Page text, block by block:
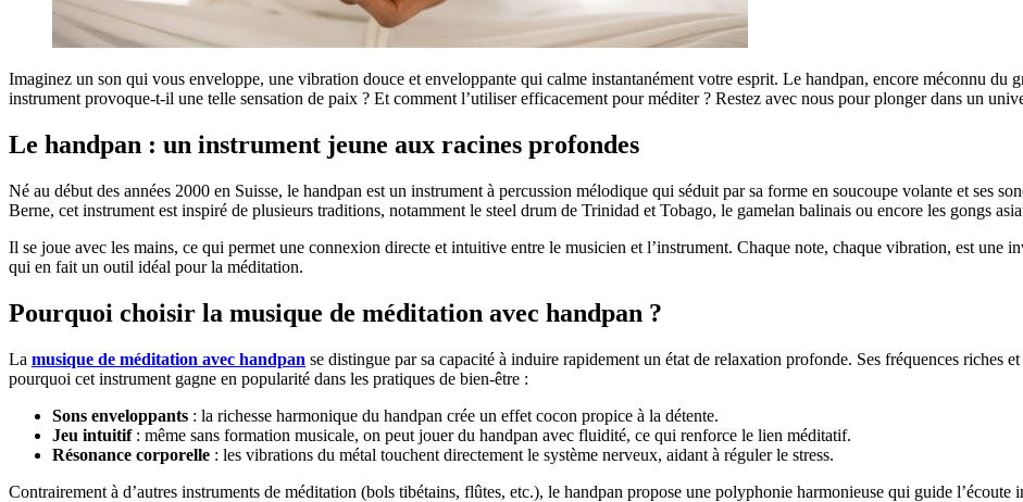
Imaginez un son qui vous enveloppe, une vibration douce et enveloppante qui calme instantanément votre esprit. Le handpan, encore méconnu
instrument provoque-t-il une telle sensation de paix ? Et comment l’utiliser efficacement pour méditer ? Restez avec nous pour plonger dans un
Le handpan : un instrument jeune aux racines profondes
Né au début des années 2000 en Suisse, le handpan est un instrument à percussion mélodique qui séduit par sa forme en soucoupe volante et ses
Berne, cet instrument est inspiré de plusieurs traditions, notamment le steel drum de Trinidad et Tobago, le gamelan balinais ou encore les gongs
Il se joue avec les mains, ce qui permet une connexion directe et intuitive entre le musicien et l’instrument. Chaque note, chaque vibration, est une
qui en fait un outil idéal pour la méditation.
Pourquoi choisir la musique de méditation avec handpan ?
La musique de méditation avec handpan se distingue par sa capacité à induire rapidement un état de relaxation profonde. Ses fréquences riches
pourquoi cet instrument gagne en popularité dans les pratiques de bien-être :
Sons enveloppants : la richesse harmonique du handpan crée un effet cocon propice à la détente.
Jeu intuitif: même sans formation musicale, on peut jouer du handpan avec fluidité, ce qui renforce le lien méditatif.
Résonance corporelle : les vibrations du métal touchent directement le système nerveux, aidant à réguler le stress.
Contrairement à d’autres instruments de méditation (bols tibétains, flûtes, etc.), le handpan propose une polyphonie harmonieuse qui guide l’écoute